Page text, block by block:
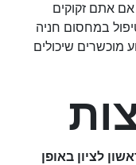
אתם זקוקים
במחסום חניה
מוכשרים שיכולים
לציון באופן